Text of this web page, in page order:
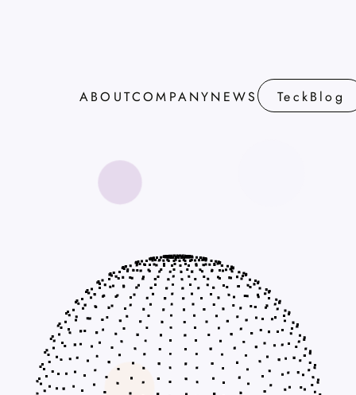
ABOUTCOMPANYNEWS
TeckBlog